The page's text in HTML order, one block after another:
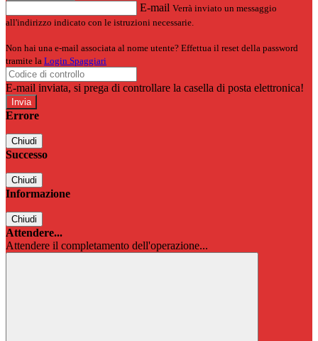
E-mail Verrà inviato un messaggio
all'indirizzo indicato con le istruzioni necessarie.
Non hai una e-mail associata al nome utente? Effettua il reset della password
tramite la Login Spaggiari
E-mail inviata, si prega di controllare la casella di posta elettronica!
Errore
Chiudi
Successo
Chiudi
Informazione
Chiudi
Attendere...
Attendere il completamento dell'operazione...